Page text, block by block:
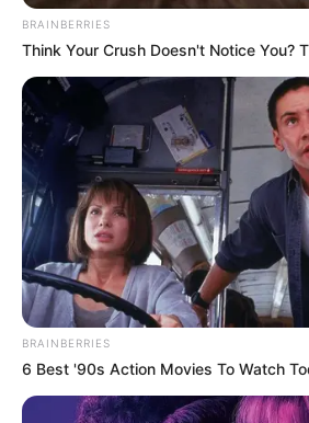
BRAINBERRIES
Think Your Crush Doesn't Notice You?
BRAINBERRIES
6 Best '90s Action Movies To Watch